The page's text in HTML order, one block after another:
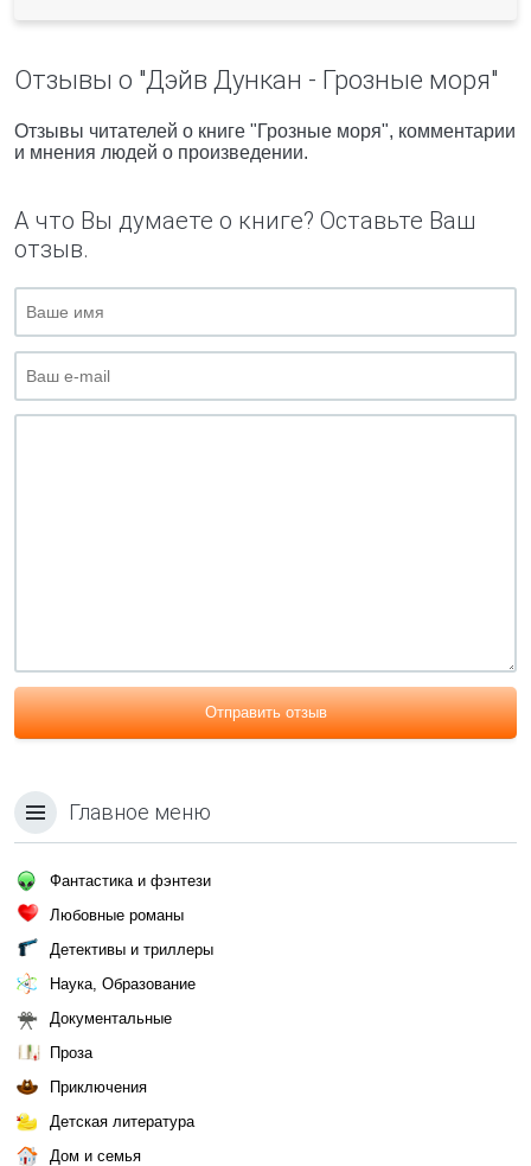
Отзывы о "Дэйв Дункан - Грозные моря"
Отзывы читателей о книге "Грозные моря", комментарии
и мнения людей о произведении.
А что Вы думаете о книге? Оставьте Ваш
отзыв.
Отправить отзыв
Главное меню
Фантастика и фэнтези
Любовные романы
Детективы и триллеры
Наука, Образование
Документальные
Проза
Приключения
Детская литература
Дом и семья